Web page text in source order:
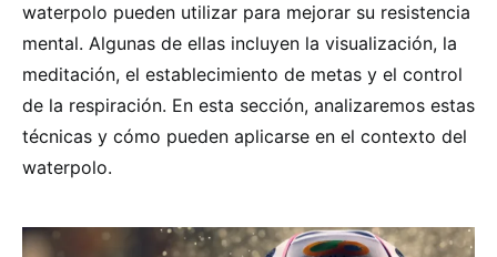
waterpolo pueden utilizar para mejorar su resistencia
mental. Algunas de ellas incluyen la visualización, la
meditación, el establecimiento de metas y el control
de la respiración. En esta sección, analizaremos estas
técnicas y cómo pueden aplicarse en el contexto del
waterpolo.